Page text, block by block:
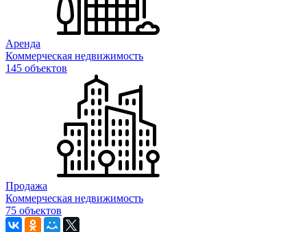
Аренда
Коммерческая недвижимость
145 объектов
Продажа
Коммерческая недвижимость
75 объектов